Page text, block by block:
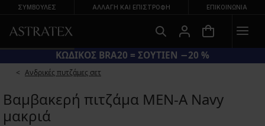
ΣΥΜΒΟΥΛΕΣ ΑΛΛΑΓΉ ΚΑΙ ΕΠΙΣΤΡΟΦΉ ΕΠΙΚΟΙΝΩΝΊΑ
ΚΩΔΙΚΟΣ BRA20 = ΣΟΥΤΙΕΝ −20 %
Ανδρικές πυτζάμες σετ
Βαμβακερή πιτζάμα MEN-A Navy
μακριά